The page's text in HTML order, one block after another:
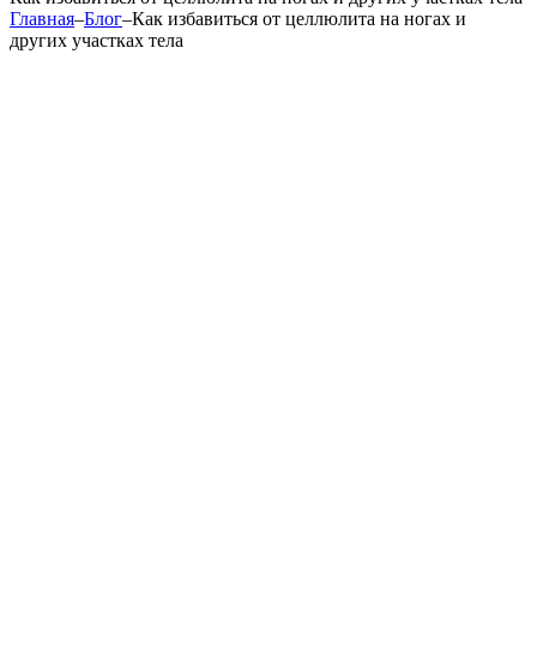
Главная–Блог–Как избавиться от целлюлита на ногах и
других участках тела